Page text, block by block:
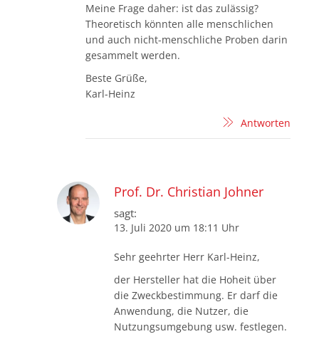
Meine Frage daher: ist das zulässig?
Theoretisch könnten alle menschlichen
und auch nicht-menschliche Proben darin
gesammelt werden.
Beste Grüße,
Karl-Heinz
Antworten
Prof. Dr. Christian Johner
sagt:
13. Juli 2020 um 18:11 Uhr
Sehr geehrter Herr Karl-Heinz,
der Hersteller hat die Hoheit über
die Zweckbestimmung. Er darf die
Anwendung, die Nutzer, die
Nutzungsumgebung usw. festlegen.